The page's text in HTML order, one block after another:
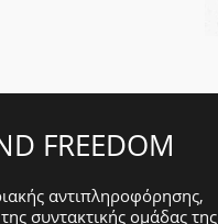
FREEDOM
αντιπληροφόρησης,
συντακτικής ομάδας της